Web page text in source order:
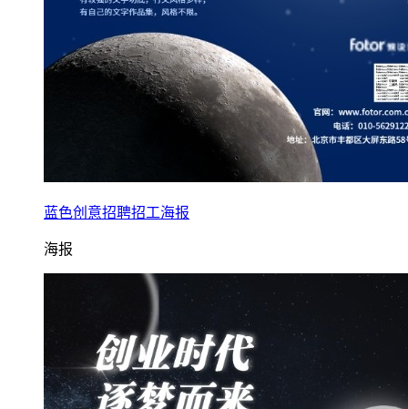
蓝色创意招聘招工海报
海报